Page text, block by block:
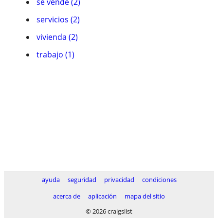
servicios (2)
vivienda (2)
trabajo (1)
ayuda seguridad privacidad
condiciones
acerca de
aplicación
mapa del sitio
© 2026 craigslist